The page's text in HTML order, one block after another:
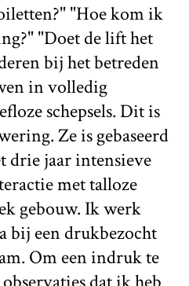
"Hoe kom ik
"Doet de lift het
bij het betreden
in volledig
schepsels. Dit is
Ze is gebaseerd
drie jaar intensieve
met talloze
gebouw. Ik werk
bij een drukbezocht
Om een indruk te